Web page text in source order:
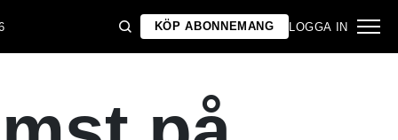
KÖP ABONNEMANG LOGGA IN